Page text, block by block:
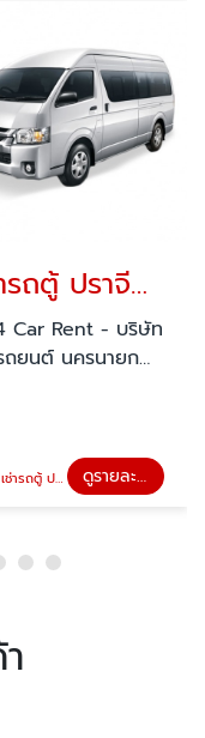
เช่ารถตู้ ปราจีนบุรี
Car Rent - บริษัท
ถยนต์ นครนายก
ารถตู้ ปราจีนบุรี ดูรายละเอียด